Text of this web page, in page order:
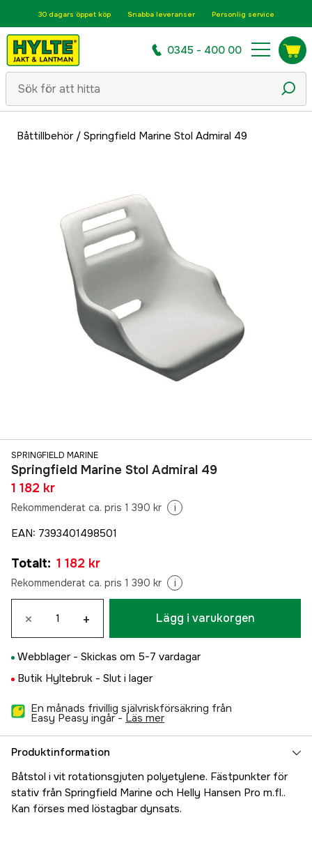
30 dagars öppet köp Snabba leveranser Personlig service
0345 - 400 00
Båttillbehör/ Springfield Marine Stol Admiral 49
SPRINGFIELD MARINE
Springfield Marine Stol Admiral 49
1 182 kr
Rekommenderat ca. pris 1 390 kr i
EAN: 7393401498501
Totalt: 1 182 kr
Rekommenderat ca. pris 1 390 kr i
× + Lägg i varukorgen
Webblager - Skickas om 5-7 vardagar
Butik Hyltebruk - Slut i lager
En månads frivillig självriskförsäkring från
Easy Peasy ingår - läs mer
Produktinformation
Båtstol i vit rotationsgjuten polyetylene. Fästpunkter för
stativ från Springfield Marine och Helly Hansen Pro m.fl..
Kan förses med löstagbar dynsats.